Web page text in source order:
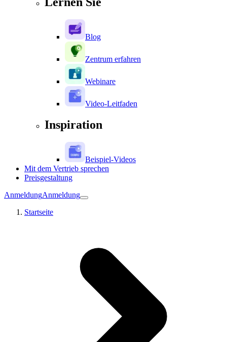
Blog
Zentrum erfahren
Webinare
Video-Leitfaden
Inspiration
Beispiel-Videos
Mit dem Vertrieb sprechen
Preisgestaltung
AnmeldungAnmeldung
Startseite